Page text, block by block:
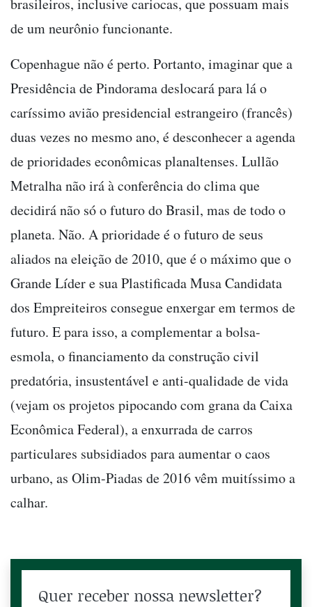
brasileiros, inclusive cariocas, que possuam mais
de um neurônio funcionante.
Copenhague não é perto. Portanto, imaginar que a
Presidência de Pindorama deslocará para lá o
caríssimo avião presidencial estrangeiro (francês)
duas vezes no mesmo ano, é desconhecer a agenda
de prioridades econômicas planaltenses. Lullão
Metralha não irá à conferência do clima que
decidirá não só o futuro do Brasil, mas de todo o
planeta. Não. A prioridade é o futuro de seus
aliados na eleição de 2010, que é o máximo que o
Grande Líder e sua Plastificada Musa Candidata
dos Empreiteiros consegue enxergar em termos de
futuro. E para isso, a complementar a bolsa-
esmola, o financiamento da construção civil
predatória, insustentável e anti-qualidade de vida
(vejam os projetos pipocando com grana da Caixa
Econômica Federal), a enxurrada de carros
particulares subsidiados para aumentar o caos
urbano, as Olim-Piadas de 2016 vêm muitíssimo a
calhar.
Quer receber nossa newsletter?